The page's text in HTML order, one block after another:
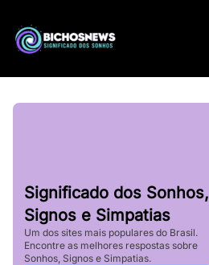
Significado dos Sonhos,
Signos e Simpatias
Um dos sites mais populares do Brasil.
Encontre as melhores respostas sobre
Sonhos, Signos e Simpatias.